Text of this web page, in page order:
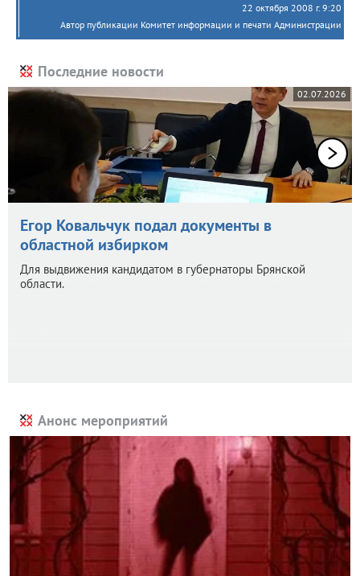
22 октября 2008 г. 9:20
Автор публикации Комитет информации и печати Администрации
Последние новости
02.07.2026
Егор Ковальчук подал документы в
областной избирком
Для выдвижения кандидатом в губернаторы Брянской
области.
Анонс мероприятий